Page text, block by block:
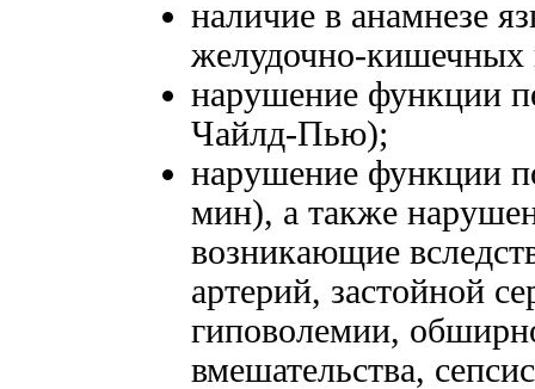
наличие в анамнезе
желудочно-кишечных
нарушение функции
Чайлд-Пью);
нарушение функции
мин), а также
возникающие
артерий, застойной
гиповолемии,
вмешательства,